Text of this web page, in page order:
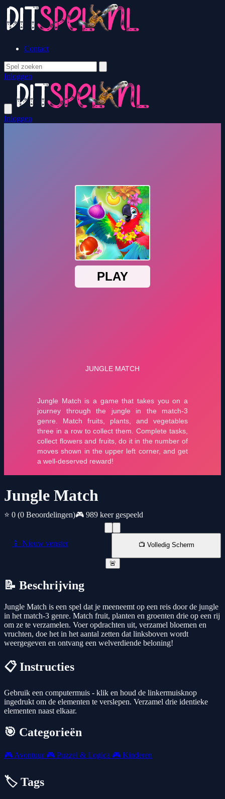
Contact
Inloggen
Inloggen
Jungle Match
⭐ 0 (0 Beoordelingen)🎮 989 keer gespeeld
📱 Nieuw venster 📺 Volledig Scherm
🚨
📝 Beschrijving
Jungle Match is een spel dat je meeneemt op een reis door de jungle
in het match-3 genre. Match fruit, planten en groenten drie op een rij
om ze te verzamelen. Voer opdrachten uit, verzamel bloemen en
vruchten, doe het in het aantal zetten dat linksboven wordt
weergegeven en ontvang een welverdiende beloning!
📋 Instructies
Gebruik een computermuis - klik en houd de linkermuisknop
ingedrukt om de elementen te verslepen. Verzamel drie identieke
elementen naast elkaar.
🎯 Categorieën
🎮 Avontuur 🎮 Puzzel & Logica 🎮 Kinderen
🏷️ Tags